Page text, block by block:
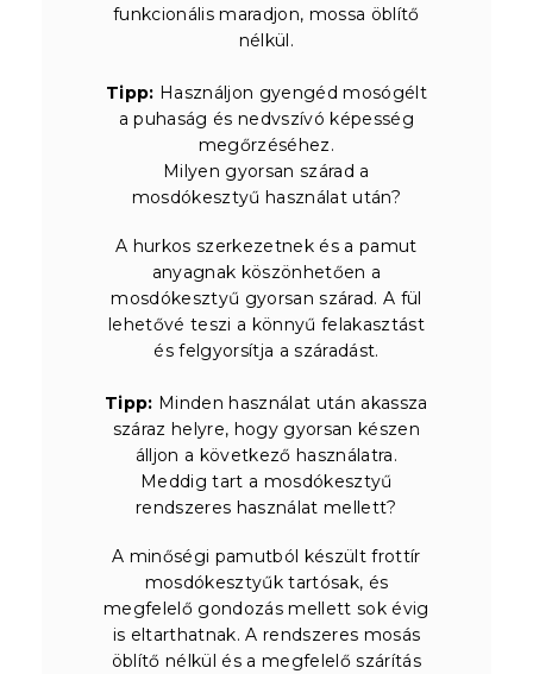
funkcionális maradjon, mossa öblítő
nélkül.
Tipp: Használjon gyengéd mosógélt
a puhaság és nedvszívó képesség
megőrzéséhez.
Milyen gyorsan szárad a
mosdókesztyű használat után?
A hurkos szerkezetnek és a pamut
anyagnak köszönhetően a
mosdókesztyű gyorsan szárad. A fül
lehetővé teszi a könnyű felakasztást
és felgyorsítja a száradást.
Tipp: Minden használat után akassza
száraz helyre, hogy gyorsan készen
álljon a következő használatra.
Meddig tart a mosdókesztyű
rendszeres használat mellett?
A minőségi pamutból készült frottír
mosdókesztyűk tartósak, és
megfelelő gondozás mellett sok évig
is eltarthatnak. A rendszeres mosás
öblítő nélkül és a megfelelő szárítás